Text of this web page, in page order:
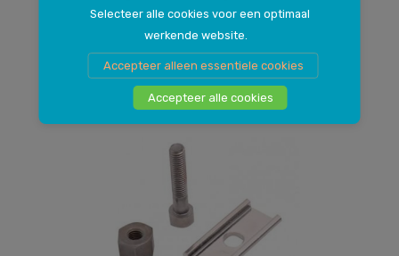
Selecteer alle cookies voor een optimaal
werkende website.
Accepteer alleen essentiele cookies
Accepteer alle cookies
Mirage, met riempjes
99